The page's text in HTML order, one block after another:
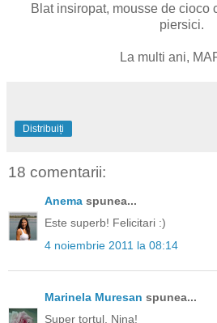
Blat insiropat, mousse de cioco
piersici.
La multi ani,
Distribuiți
18 comentarii:
Anema spunea...
Este superb! Felicitari :)
4 noiembrie 2011 la 08:14
Marinela Muresan spunea...
Super tortul, Nina!